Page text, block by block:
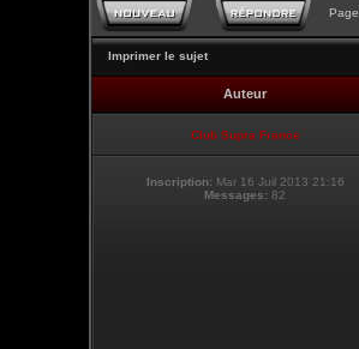
Page
Imprimer le sujet
Auteur
Club Supra France
Inscription: Mar 16 Juil 2013 21:16
Messages: 82